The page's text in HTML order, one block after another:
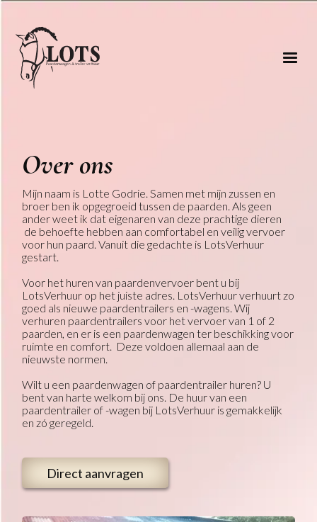
Over ons
Mijn naam is Lotte Godrie. Samen met mijn zussen en
broer ben ik opgegroeid tussen de paarden. Als geen
ander weet ik dat eigenaren van deze prachtige dieren
de behoefte hebben aan comfortabel en veilig vervoer
voor hun paard. Vanuit die gedachte is LotsVerhuur
gestart.
Voor het huren van paardenvervoer bent u bij
LotsVerhuur op het juiste adres. LotsVerhuur verhuurt zo
goed als nieuwe paardentrailers en -wagens. Wij
verhuren paardentrailers voor het vervoer van 1 of 2
paarden, en er is een paardenwagen ter beschikking voor
ruimte en comfort. Deze voldoen allemaal aan de
nieuwste normen.
Wilt u een paardenwagen of paardentrailer huren? U
bent van harte welkom bij ons. De huur van een
paardentrailer of -wagen bij LotsVerhuur is gemakkelijk
en zó geregeld.
Direct aanvragen